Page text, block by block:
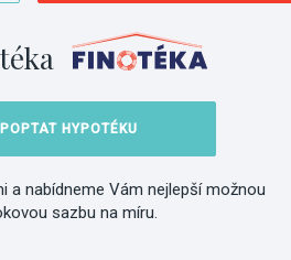
POPTAT HYPOTÉKU
a nabídneme Vám nejlepší možnou
sazbu na míru.